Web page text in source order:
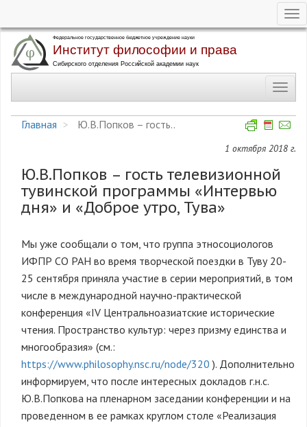
Перейти
основному
Главная
Ю.В.Попков – гость..
1 октября 2018 г.
Ю.В.Попков – гость телевизионной
тувинской программы «Интервью
дня» и «Доброе утро, Тува»
Мы уже сообщали о том, что группа этносоциологов
ИФПР СО РАН во время творческой поездки в Туву 20-
25 сентября приняла участие в серии мероприятий, в том
числе в международной научно-практической
конференция «IV Центральноазиатские исторические
чтения. Пространство культур: через призму единства и
многообразия» (см.:
https://www.philosophy.nsc.ru/node/320 ). Дополнительно
информируем, что после интересных докладов г.н.с.
Ю.В.Попкова на пленарном заседании конференции и на
проведенном в ее рамках круглом столе «Реализация